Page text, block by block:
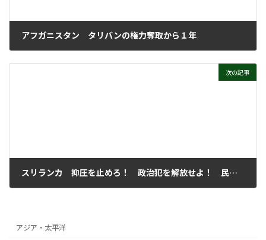
アフガニスタン タリバンの権力奪取から１年
次の記事
スリランカ 抑圧を止めろ！ 政治犯を解放せよ！ 民主的権利の維持を！
アジア・太平洋